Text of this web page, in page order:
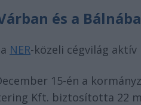
és a
NER-közeli cégvilág
15-én a
Kft. biztosította 22